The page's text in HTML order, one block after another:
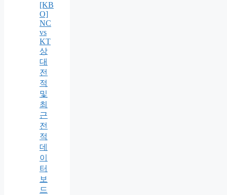
[KB
O]
NC
vs
KT
상
대
전
적
및
최
근
전
적
데
이
터
보
드